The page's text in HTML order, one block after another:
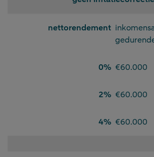
nettorendement
0% €60.000
2% €60.000
4% €60.000